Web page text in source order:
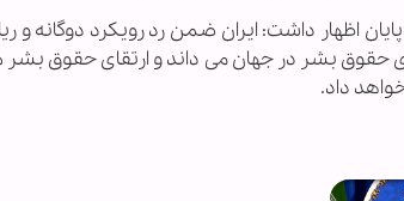
اظهار داشت: ایران ضمن رد رویکرد دوگانه
حقوق بشر در جهان می داند و ارتقای حقوق بشر
داد.